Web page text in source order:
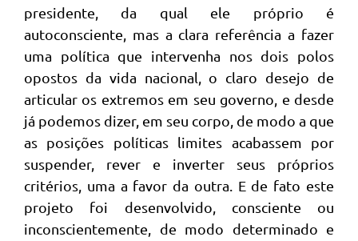
presidente, da qual ele próprio é
autoconsciente, mas a clara referência a fazer
uma política que intervenha nos dois polos
opostos da vida nacional, o claro desejo de
articular os extremos em seu governo, e desde
já podemos dizer, em seu corpo, de modo a que
as posições políticas limites acabassem por
suspender, rever e inverter seus próprios
critérios, uma a favor da outra. E de fato este
projeto foi desenvolvido, consciente ou
inconscientemente, de modo determinado e